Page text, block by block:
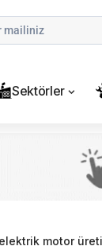
Sektörler
motor